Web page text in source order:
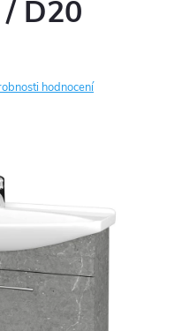
D20
hodnocení